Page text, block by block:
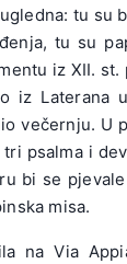
tu su
tu su
iz XII. st.
iz Laterana
večernju. U
psalma i
bi se
misa.
na Via